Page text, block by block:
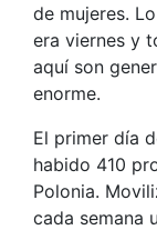
de mujeres.
era viernes y
aquí son
enorme.
El primer día
habido 410
Polonia.
cada semana